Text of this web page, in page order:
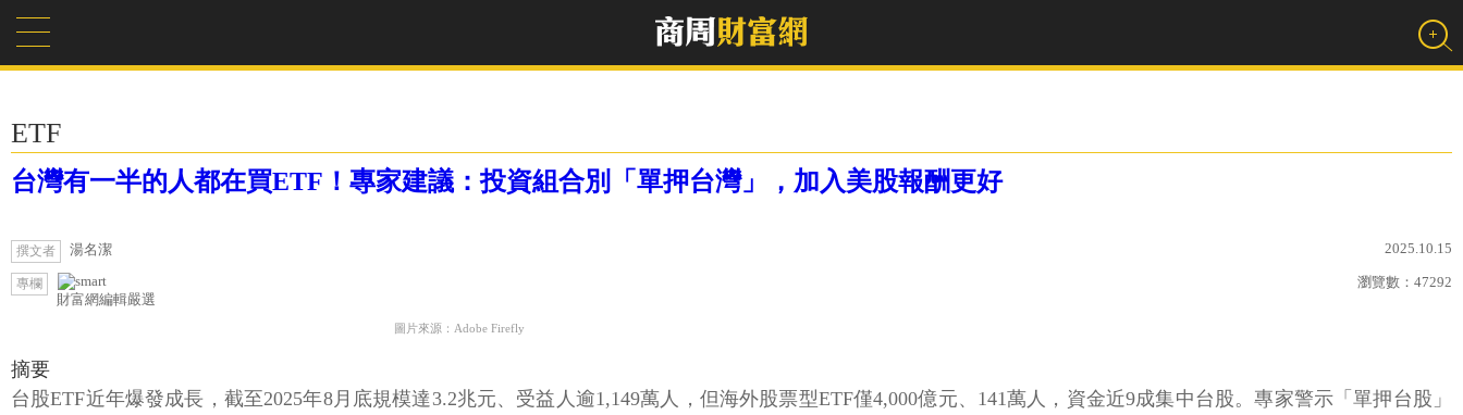
ETF
台灣有一半的人都在買ETF！專家建議：投資組合別「單押台灣」，加入美股報酬更好
撰文者 湯名潔 2025.10.15
專欄
財富網編輯嚴選
瀏覽數： 47292
圖片來源：Adobe Firefly
摘要
台股ETF近年爆發成長，截至2025年8月底規模達3.2兆元、受益人逾1,149萬人，但海外股票型ETF僅4,000億元、141萬人，資金近9成集中台股。專家警示「單押台股」